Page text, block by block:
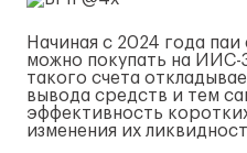
Начиная с 2024 года
можно покупать на ИИС-
такого счета
вывода средств и тем
эффективность
изменения их